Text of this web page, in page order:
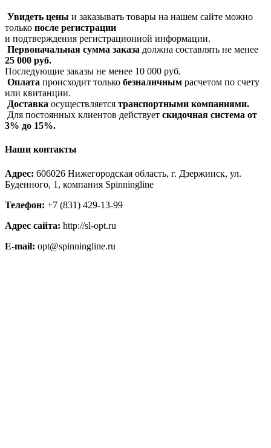
Увидеть цены и заказывать товары на нашем сайте можно
только после регистрации
и подтверждения регистрационной информации.
Первоначальная сумма заказа должна составлять не менее
25 000 руб.
Последующие заказы не менее 10 000 руб.
Оплата происходит только безналичным расчетом по счету
или квитанции.
Доставка осуществляется транспортными компаниями.
Для постоянных клиентов действует скидочная система от
3% до 15%.
Наши контакты
Адрес: 606026 Нижегородская область, г. Дзержинск, ул.
Буденного, 1, компания Spinningline
Телефон: +7 (831) 429-13-99
Адрес сайта: http://sl-opt.ru
E-mail: opt@spinningline.ru